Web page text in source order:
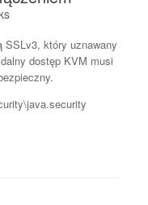
który uznawany
dostęp KVM musi